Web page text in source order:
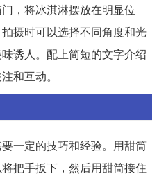
，将冰淇淋摆放在明显位
摄时可以选择不同角度和光
诱人。配上简短的文字介绍
和互动。
一定的技巧和经验。用甜筒
把手扳下，然后用甜筒接住